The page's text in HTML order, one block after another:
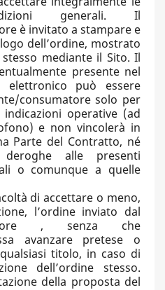
generali. Il
è invitato a stampare e
dell’ordine, mostrato
mediante il Sito. Il
presente nel
elettronico può essere
consumatore solo per
operative (ad
e non vincolerà in
Parte del Contratto, né
alle presenti
o comunque a quelle
di accettare o meno,
l’ordine inviato dal
, senza che
avanzare pretese o
titolo, in caso di
dell’ordine stesso.
della proposta del